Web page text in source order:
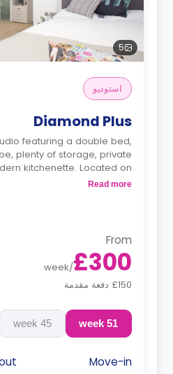
5
استوديو
Diamond Plus
featuring a double bed,
plenty of storage, private
kitchenette. Located on
floors 1-2.
Read more
From
£300
/
week
£150 دفعة مقدمة
51 week
45 week
Move-in